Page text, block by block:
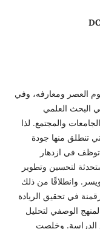
العصر ومعارفه، وفي
البحث العلمي
والمجتمع. لذا
تنطلق منها جودة
توظف في ازدهار
لتحسين وتطوير
وانطلاقًا من ذلك
في تحقيق الريادة
الوصفي لتحليل
الدراسة. وخلصت